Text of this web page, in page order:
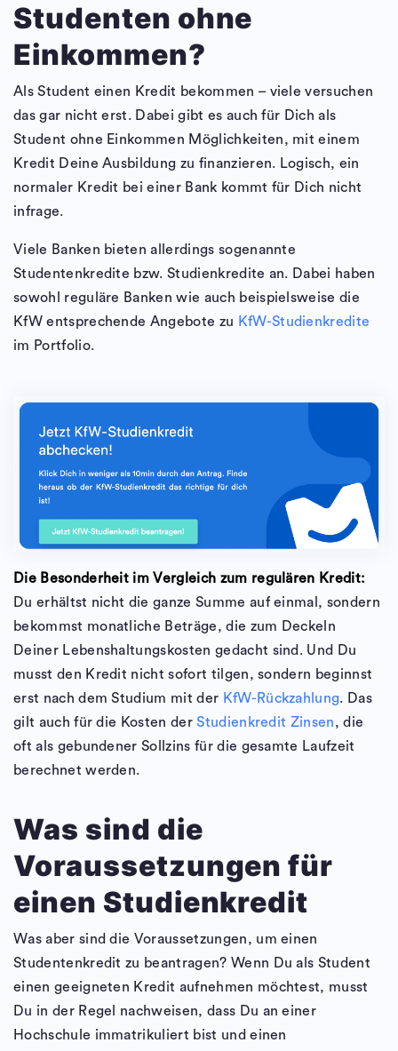
Studenten ohne
Einkommen?
Als Student einen Kredit bekommen – viele versuchen
das gar nicht erst. Dabei gibt es auch für Dich als
Student ohne Einkommen Möglichkeiten, mit einem
Kredit Deine Ausbildung zu finanzieren. Logisch, ein
normaler Kredit bei einer Bank kommt für Dich nicht
infrage.
Viele Banken bieten allerdings sogenannte
Studentenkredite bzw. Studienkredite an. Dabei haben
sowohl reguläre Banken wie auch beispielsweise die
KfW entsprechende Angebote zu KfW-Studienkredite
im Portfolio.
Die Besonderheit im Vergleich zum regulären Kredit:
Du erhältst nicht die ganze Summe auf einmal, sondern
bekommst monatliche Beträge, die zum Deckeln
Deiner Lebenshaltungskosten gedacht sind. Und Du
musst den Kredit nicht sofort tilgen, sondern beginnst
erst nach dem Studium mit der KfW-Rückzahlung. Das
gilt auch für die Kosten derStudienkredit Zinsen, die
oft als gebundener Sollzins für die gesamte Laufzeit
berechnet werden.
Was sind die
Voraussetzungen für
einen Studienkredit
Was aber sind die Voraussetzungen, um einen
Studentenkredit zu beantragen? Wenn Du als Student
einen geeigneten Kredit aufnehmen möchtest, musst
Du in der Regel nachweisen, dass Du an einer
Hochschule immatrikuliert bist und einen